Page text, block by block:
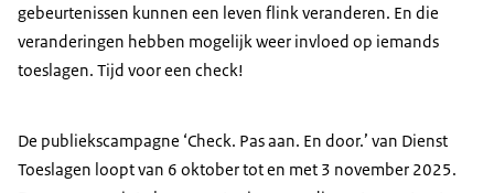
gebeurtenissen kunnen een leven flink veranderen. En die
veranderingen hebben mogelijk weer invloed op iemands
toeslagen. Tijd voor een check!
De publiekscampagne ‘Check. Pas aan. En door.’ van Dienst
Toeslagen loopt van 6 oktober tot en met 3 november 2025.